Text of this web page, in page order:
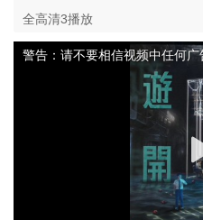
全高清3播放
警告：请不要相信视频中任何广